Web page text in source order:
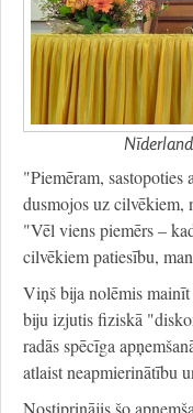
"Piemēram,
dusmojos uz cilvēkiem,
"Vēl viens piemērs –
cilvēkiem patiesību,
Viņš bija nolēmis mainīt
biju izjutis fiziskā
radās spēcīga
atlaist neapmierinātību
Nostiprinājis šo